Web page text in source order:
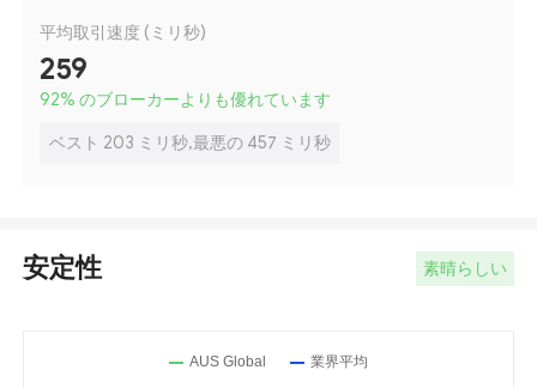
平均取引速度 (ミリ秒)
259
92% のブローカーよりも優れています
ベスト 203 ミリ秒,最悪の 457 ミリ秒
安定性 素晴らしい